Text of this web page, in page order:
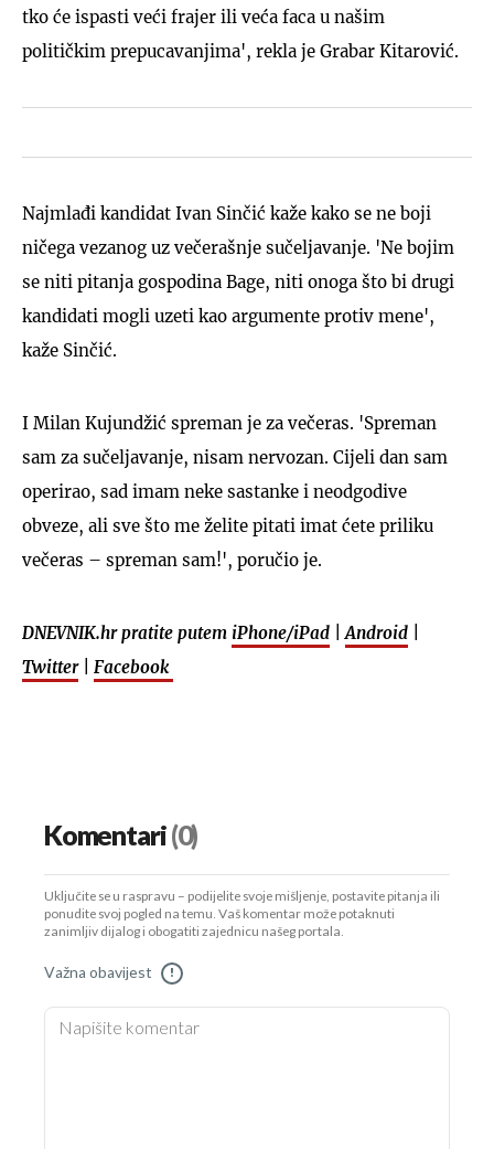
tko će ispasti veći frajer ili veća faca u našim
političkim prepucavanjima', rekla je Grabar Kitarović.
Najmlađi kandidat Ivan Sinčić kaže kako se ne boji
ničega vezanog uz večerašnje sučeljavanje. 'Ne bojim
se niti pitanja gospodina Bage, niti onoga što bi drugi
kandidati mogli uzeti kao argumente protiv mene',
kaže Sinčić.
I Milan Kujundžić spreman je za večeras. 'Spreman
sam za sučeljavanje, nisam nervozan. Cijeli dan sam
operirao, sad imam neke sastanke i neodgodive
obveze, ali sve što me želite pitati imat ćete priliku
večeras – spreman sam!', poručio je.
DNEVNIK.hr pratite putem iPhone/iPad Android
Twitter| Facebook
Komentari(0)
Uključite se u raspravu – podijelite svoje mišljenje, postavite pitanja ili
ponudite svoj pogled na temu. Vaš komentar može potaknuti
zanimljiv dijalog i obogatiti zajednicu našeg portala.
Važna obavijest !